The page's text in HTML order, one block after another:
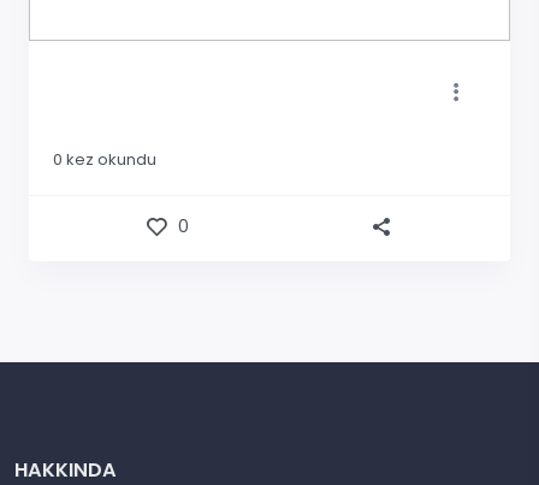
0 kez okundu
0
HAKKINDA